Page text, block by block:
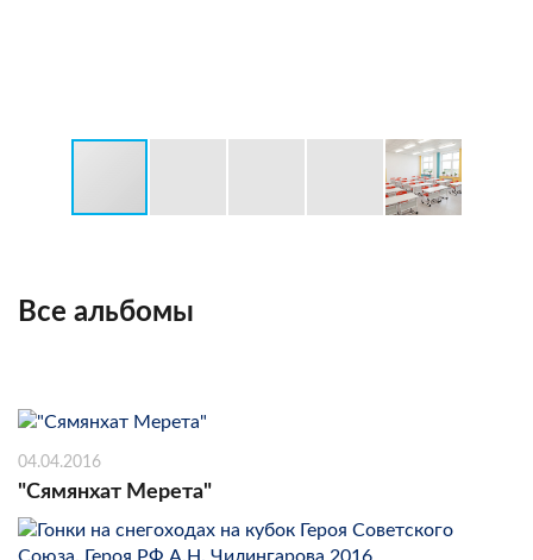
Все альбомы
04.04.2016
"Сямянхат Мерета"